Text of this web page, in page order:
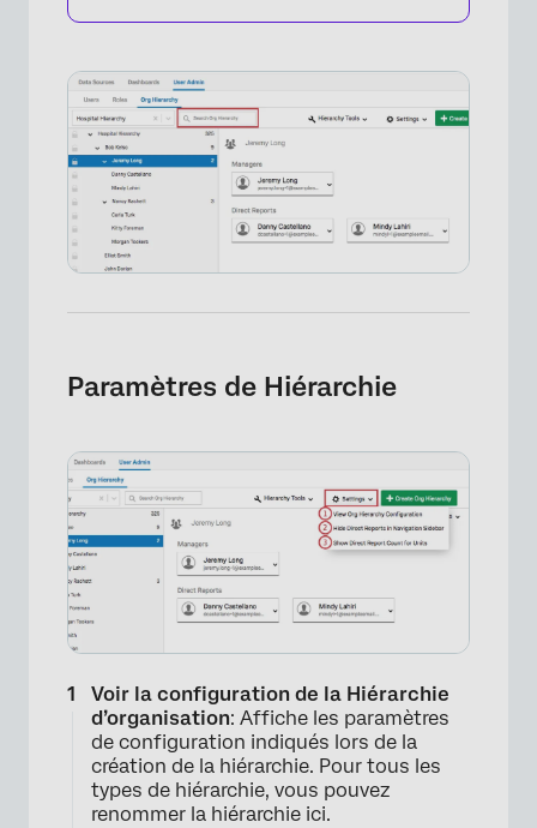
Paramètres de Hiérarchie
Voir la configuration de la Hiérarchie
d’organisation: Affiche les paramètres
de configuration indiqués lors de la
création de la hiérarchie. Pour tous les
types de hiérarchie, vous pouvez
renommer la hiérarchie ici.